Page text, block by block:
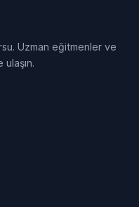
Uzman eğitmenler ve